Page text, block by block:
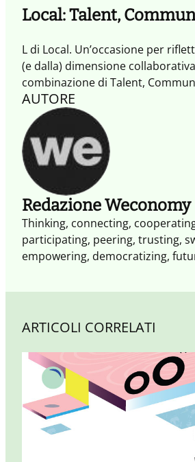
Local: Talent,
L di Local. Un’occasione per
(e dalla) dimensione
combinazione di Talent,
inserto dedicato alla quarta
Tempo con Timescapes.
AUTORE
Redazione Weconomy
Thinking, connecting,
participating, peering, trusting,
empowering, democratizing,
il XXI secolo è il secolo
dell'economia del Noi: più aperta,
condivisione, reputazione e
ARTICOLI CORRELATI